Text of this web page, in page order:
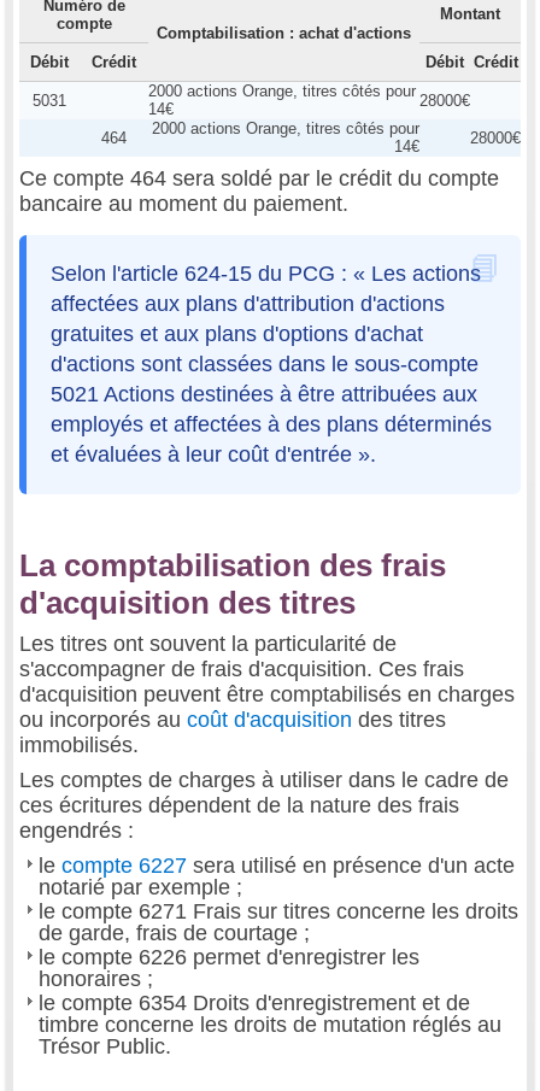
Numéro de
compte
Comptabilisation : achat d'actions
Montant
Débit Crédit Débit Crédit
5031
2000 actions Orange, titres côtés pour
14€
28000€
464
2000 actions Orange, titres côtés pour
14€
28000€
Ce compte 464 sera soldé par le crédit du compte
bancaire au moment du paiement.
Selon l'article 624-15 du PCG : « Les actions
affectées aux plans d'attribution d'actions
gratuites et aux plans d'options d'achat
d'actions sont classées dans le sous-compte
5021 Actions destinées à être attribuées aux
employés et affectées à des plans déterminés
et évaluées à leur coût d'entrée ».
La comptabilisation des frais
d'acquisition des titres
Les titres ont souvent la particularité de
s'accompagner de frais d'acquisition. Ces frais
d'acquisition peuvent être comptabilisés en charges
ou incorporés au coût d'acquisition des titres
immobilisés.
Les comptes de charges à utiliser dans le cadre de
ces écritures dépendent de la nature des frais
engendrés :
le compte 6227 sera utilisé en présence d'un acte
notarié par exemple ;
le compte 6271 Frais sur titres concerne les droits
de garde, frais de courtage ;
le compte 6226 permet d'enregistrer les
honoraires ;
le compte 6354 Droits d'enregistrement et de
timbre concerne les droits de mutation réglés au
Trésor Public.